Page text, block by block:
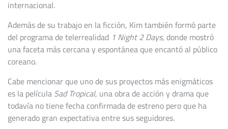
internacional.
Además de su trabajo en la ficción, Kim también formó parte
del programa de telerrealidad 1 Night 2 Days, donde mostró
una faceta más cercana y espontánea que encantó al público
coreano.
Cabe mencionar que uno de sus proyectos más enigmáticos
es la películaSad Tropical, una obra de acción y drama que
todavía no tiene fecha confirmada de estreno pero que ha
generado gran expectativa entre sus seguidores.